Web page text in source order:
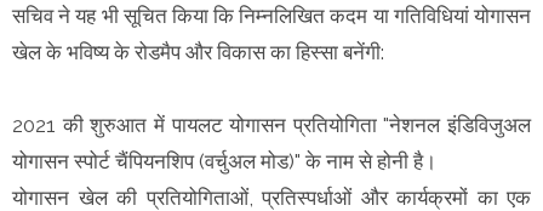
सचिव ने यह भी सूचित किया कि निम्नलिखित कदम या गतिविधियां योगासन
खेल के भविष्य के रोडमैप और विकास का हिस्सा बनेंगी:
2021 की शुरुआत में पायलट योगासन प्रतियोगिता "नेशनल इंडिविजुअल
योगासन स्पोर्ट चैंपियनशिप (वर्चुअल मोड)" के नाम से होनी है।
योगासन खेल की प्रतियोगिताओं, प्रतिस्पर्धाओं और कार्यक्रमों का एक